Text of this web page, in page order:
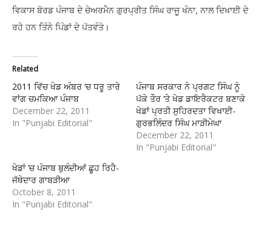
ਵਿਕਾਸ ਬੋਰਡ ਪੰਜਾਬ ਦੇ ਚੇਅਰਮੈਨ ਗੁਰਪ੍ਰੀਤ ਸਿੰਘ ਰਾਜੂ ਖੰਨਾ, ਨਾਲ ਦਿਖਾਈ ਦੇ
ਰਹੇ ਹਨ ਤਿੰਨੇ ਪਿੰਡਾਂ ਦੇ ਪੱਤਵੰਤੇ।
Related
2011 ਵਿੱਚ ਖੇਡ ਅੰਬਰ ‘ਚ ਧਰੂ ਤਾਰੇ
ਵਾਂਗ ਚਮਕਿਆ ਪੰਜਾਬ
December 22, 2011
In "Punjabi Editorial"
ਪੰਜਾਬ ਸਰਕਾਰ ਨੇ ਪ੍ਰਗਟ ਸਿੰਘ ਨੂੰ
ਪੱਕੇ ਤੌਰ ‘ਤੇ ਖੇਡ ਡਾਇਰੈਕਟਰ ਬਣਾਕੇ
ਖੇਡਾਂ ਪ੍ਰਤੀ ਸੁਹਿਰਦਤਾ ਵਿਖਾਈ-
ਗੁਰਭਲਿੰਦਰ ਸਿੰਘ ਮਾੜੀਮੇਘਾ
December 22, 2011
In "Punjabi Editorial"
ਖੇਡਾਂ ‘ਚ ਪੰਜਾਬ ਬੁਲੰਦੀਆਂ ਛੂਹ ਰਿਹੈ-
ਜੱਥੇਦਾਰ ਗਾਬੜੀਆ
October 8, 2011
In "Punjabi Editorial"